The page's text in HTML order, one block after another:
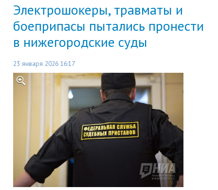
Электрошокеры, травматы и
боеприпасы пытались пронести
в нижегородские суды
23 января 2026 16:17